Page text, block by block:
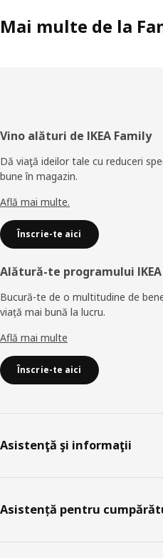
Mai multe de la
Subsol
Vino alături de IKEA Family
Dă viaţă ideilor tale cu reduceri
bune în magazin.
Află mai multe.
Înscrie-te aici
Alătură-te programului
Bucură-te de o multitudine de
viață mai bună la lucru.
Află mai multe
Înscrie-te aici
Asistenţă şi informaţii
Asistență pentru